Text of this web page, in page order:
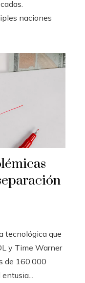
naciones
tecnológica que
y Time Warner
de 160.000